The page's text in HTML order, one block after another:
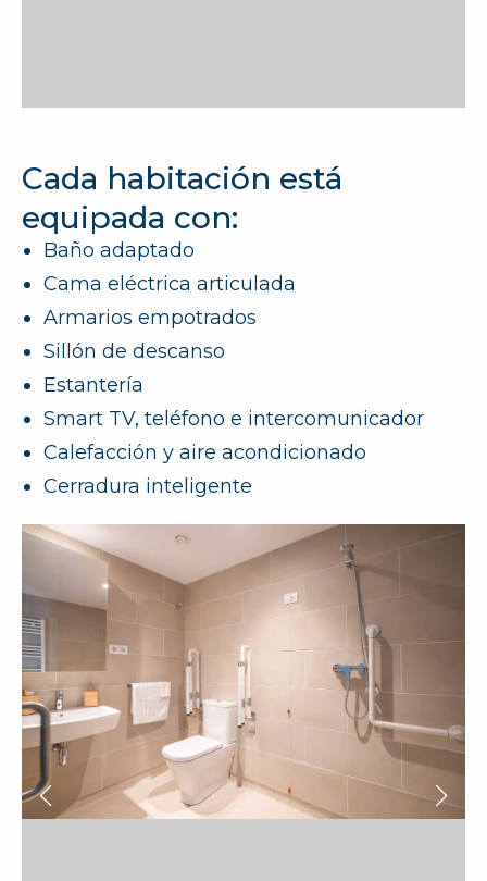
Cada habitación está
equipada con:
Baño adaptado
Cama eléctrica articulada
Armarios empotrados
Sillón de descanso
Estantería
Smart TV, teléfono e intercomunicador
Calefacción y aire acondicionado
Cerradura inteligente